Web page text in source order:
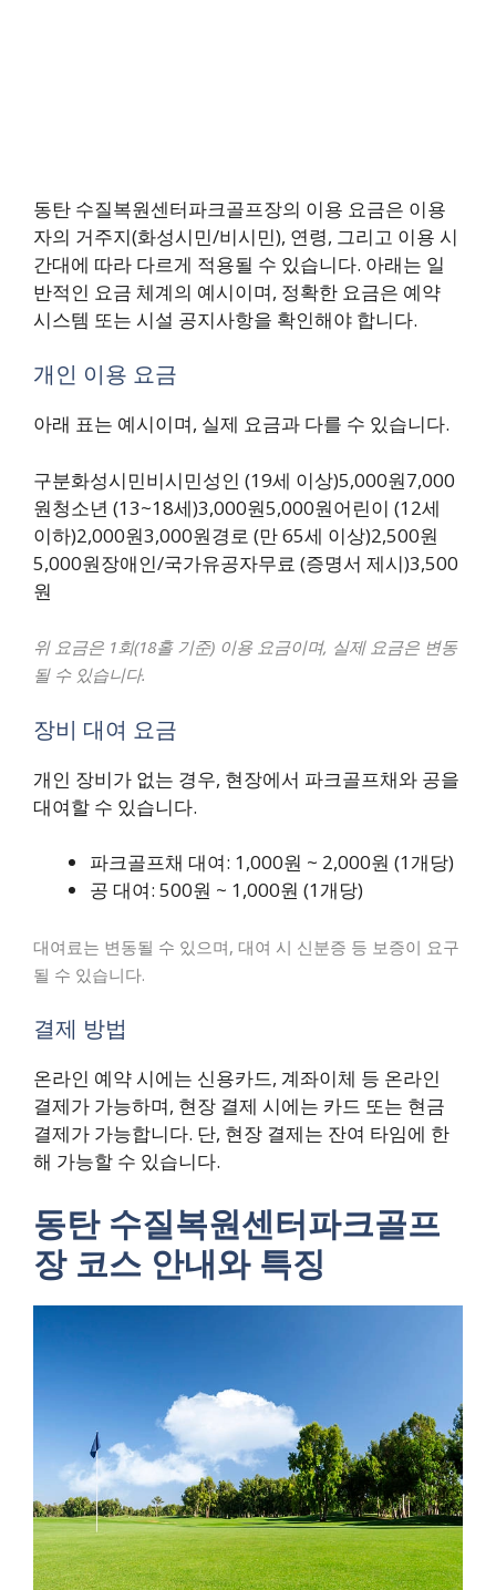
동탄 수질복원센터파크골프장의 이용 요금은 이용
자의 거주지(화성시민/비시민), 연령, 그리고 이용 시
간대에 따라 다르게 적용될 수 있습니다. 아래는 일
반적인 요금 체계의 예시이며, 정확한 요금은 예약
시스템 또는 시설 공지사항을 확인해야 합니다.
개인 이용 요금
아래 표는 예시이며, 실제 요금과 다를 수 있습니다.
구분화성시민비시민성인 (19세 이상)5,000원7,000
원청소년 (13~18세)3,000원5,000원어린이 (12세
이하)2,000원3,000원경로 (만 65세 이상)2,500원
5,000원장애인/국가유공자무료 (증명서 제시)3,500
원
위 요금은 1회(18홀 기준) 이용 요금이며, 실제 요금은 변동
될 수 있습니다.
장비 대여 요금
개인 장비가 없는 경우, 현장에서 파크골프채와 공을
대여할 수 있습니다.
파크골프채 대여: 1,000원 ~ 2,000원 (1개당)
공 대여: 500원 ~ 1,000원 (1개당)
대여료는 변동될 수 있으며, 대여 시 신분증 등 보증이 요구
될 수 있습니다.
결제 방법
온라인 예약 시에는 신용카드, 계좌이체 등 온라인
결제가 가능하며, 현장 결제 시에는 카드 또는 현금
결제가 가능합니다. 단, 현장 결제는 잔여 타임에 한
해 가능할 수 있습니다.
동탄 수질복원센터파크골프
장 코스 안내와 특징